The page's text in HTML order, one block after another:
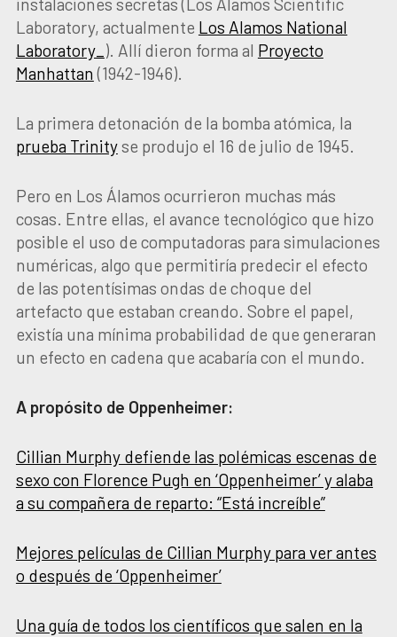
instalaciones secretas (Los Alamos Scientific
Laboratory, actualmente Los Alamos National
Laboratory_ ). Allí dieron forma al Proyecto
Manhattan (1942-1946).
La primera detonación de la bomba atómica, la
prueba Trinityse produjo el 16 de julio de 1945.
Pero en Los Álamos ocurrieron muchas más
cosas. Entre ellas, el avance tecnológico que hizo
posible el uso de computadoras para simulaciones
numéricas, algo que permitiría predecir el efecto
de las potentísimas ondas de choque del
artefacto que estaban creando. Sobre el papel,
existía una mínima probabilidad de que generaran
un efecto en cadena que acabaría con el mundo.
A propósito de Oppenheimer:
Cillian Murphy defiende las polémicas escenas de
sexo con Florence Pugh en ‘Oppenheimer’ y alaba
a su compañera de reparto: “Está increíble”
Mejores películas de Cillian Murphy para ver antes
o después de ‘Oppenheimer’
Una guía de todos los científicos que salen en la